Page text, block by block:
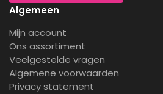
Algemeen
Mijn account
Ons assortiment
Veelgestelde vragen
Algemene voorwaarden
Privacy statement